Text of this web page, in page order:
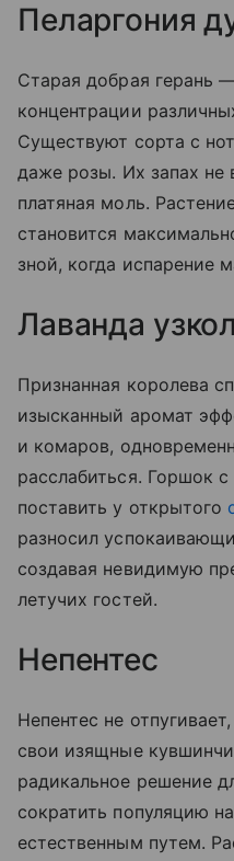
Пеларгония
Старая добрая герань
концентрации
Существуют сорта с
даже розы. Их запах не
платяная моль.
становится
зной, когда испарение
Лаванда
Признанная королева
изысканный аромат
и комаров,
расслабиться. Горшок
поставить у открытого
разносил
создавая невидимую
летучих гостей.
Непентес
Непентес не
свои изящные
радикальное решение
сократить популяцию
естественным путем.